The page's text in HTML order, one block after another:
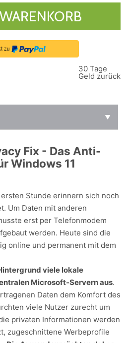
30 Tage
Geld zurück
Fix - Das Anti-
Windows 11
Stunde erinnern sich noch
Um Daten mit anderen
erst per Telefonmodem
werden. Heute sind die
online und permanent mit dem
viele lokale
Microsoft-Servern aus.
Daten dem Komfort des
viele Nutzer zurecht um
privaten Informationen werden
zugeschnittene Werbeprofile